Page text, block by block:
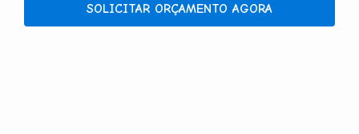
SOLICITAR ORÇAMENTO AGORA